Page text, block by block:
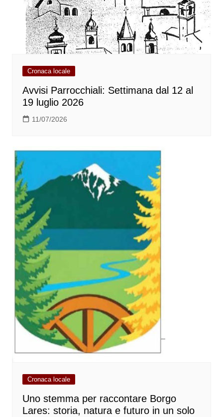
Cronaca locale
Avvisi Parrocchiali: Settimana dal 12 al
19 luglio 2026
11/07/2026
Cronaca locale
Uno stemma per raccontare Borgo
Lares: storia, natura e futuro in un solo